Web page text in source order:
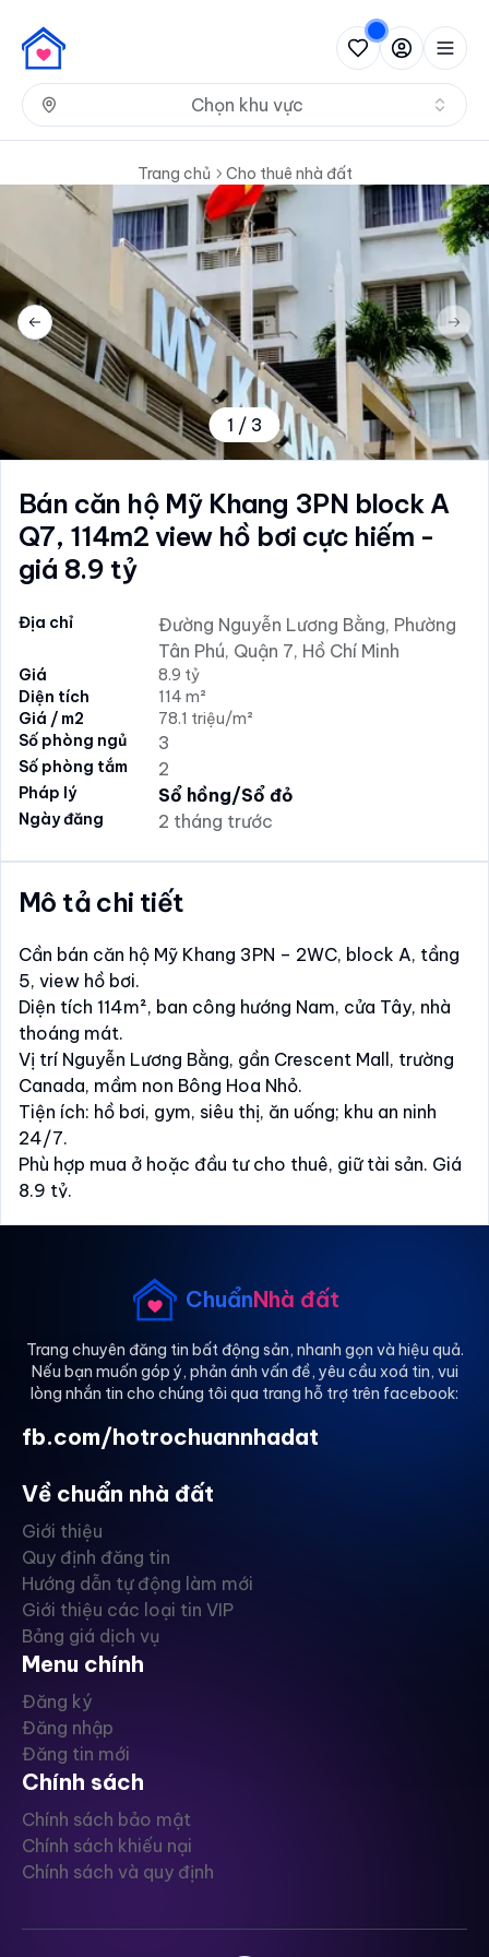
Chọn khu vực
Trang chủ Cho thuê nhà đất
Previous slide
1 / 3
Bán căn hộ Mỹ Khang 3PN block A
Q7, 114m2 view hồ bơi cực hiếm -
giá 8.9 tỷ
Địa chỉ
Đường Nguyễn Lương Bằng, Phường
Tân Phú, Quận 7, Hồ Chí Minh
Giá
8.9 tỷ
Diện tích
114 m²
Giá / m2
78.1 triệu/m²
Số phòng ngủ
3
Số phòng tắm 2
Pháp lý Sổ hồng/Sổ đỏ
Ngày đăng 2 tháng trước
Mô tả chi tiết
Cần bán căn hộ Mỹ Khang 3PN – 2WC, block A, tầng
5, view hồ bơi.
Diện tích 114m², ban công hướng Nam, cửa Tây, nhà
thoáng mát.
Vị trí Nguyễn Lương Bằng, gần Crescent Mall, trường
Canada, mầm non Bông Hoa Nhỏ.
Tiện ích: hồ bơi, gym, siêu thị, ăn uống; khu an ninh
24/7.
Phù hợp mua ở hoặc đầu tư cho thuê, giữ tài sản. Giá
8.9 tỷ.
ChuẩnNhà đất
Trang chuyên đăng tin bất động sản, nhanh gọn và hiệu quả.
Nếu bạn muốn góp ý, phản ánh vấn đề, yêu cầu xoá tin, vui
lòng nhắn tin cho chúng tôi qua trang hỗ trợ trên facebook:
fb.com/hotrochuannhadat
Về chuẩn nhà đất
Giới thiệu
Quy định đăng tin
Hướng dẫn tự động làm mới
Giới thiệu các loại tin VIP
Bảng giá dịch vụ
Menu chính
Đăng ký
Đăng nhập
Đăng tin mới
Chính sách
Chính sách bảo mật
Chính sách khiếu nại
Chính sách và quy định